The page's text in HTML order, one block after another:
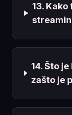
13.
14. Što
zašto je